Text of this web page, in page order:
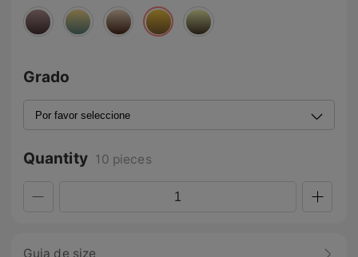
Grado
Quantity 10 pieces
Guia de size